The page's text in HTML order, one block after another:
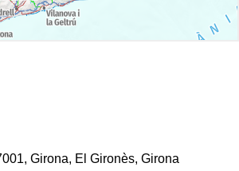
Girona, El Gironès, Girona